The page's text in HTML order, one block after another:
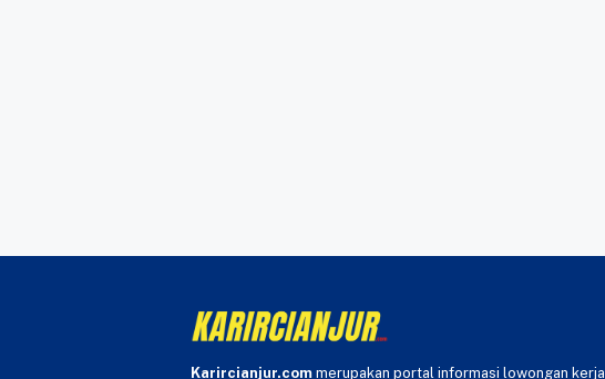
Karircianjur.com merupakan portal informasi lowongan kerja